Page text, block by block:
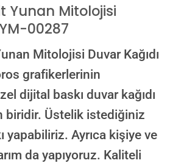
önce ölçüye göre düzenlenmiş son hali
Yunan Mitolojisi
00287
Mitolojisi Duvar Kağıdı
grafikerlerinin
dijital baskı duvar kağıdı
biridir. Üstelik istediğiniz
yapabiliriz. Ayrıca kişiye ve
da yapıyoruz. Kaliteli